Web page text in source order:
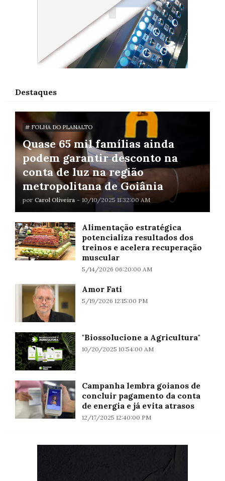
Destaques
# FOLHA DO PLANALTO
Quase 65 mil famílias ainda
podem garantir desconto na
conta de luz na região
metropolitana de Goiânia
por Carol Oliveira - 10/10/2025 11:32:00 AM
Alimentação estratégica
potencializa resultados dos
treinos e acelera recuperação
muscular
5/14/2026 06:20:00 AM
Amor Fati
5/19/2026 12:15:00 PM
"Biossolucione a Agricultura"
10/20/2025 10:54:00 AM
Campanha lembra goianos de
concluir pagamento da conta
de energia e já evita atrasos
12/17/2025 12:40:00 PM